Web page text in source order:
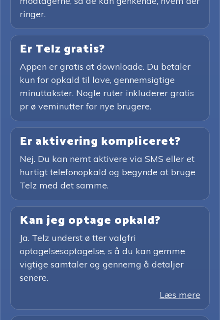
ringer.
Er Telz gratis?
Appen er gratis at downloade. Du betaler
kun for opkald til lave, gennemsigtige
minuttakster. Nogle ruter inkluderer gratis
pr ø veminutter for nye brugere.
Er aktivering kompliceret?
Nej. Du kan nemt aktivere via SMS eller et
hurtigt telefonopkald og begynde at bruge
Telz med det samme.
Kan jeg optage opkald?
Ja. Telz underst ø tter valgfri
optagelsesoptagelse, s å du kan gemme
vigtige samtaler og gennemg å detaljer
senere.
Læs mere